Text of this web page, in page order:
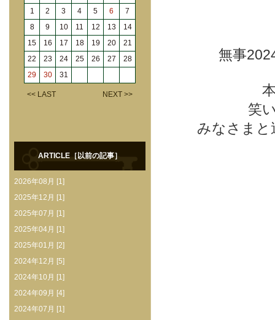
無事
笑
みなさまと
1
2 3 4 5 6
7
8
9 10 11 12 13
14
15
16 17 18 19 20
21
22
23 24 25 26 27
28
29
30 31
<< LAST NEXT >>
ARTICLE［以前の記事］
2026年08月 [1]
2025年12月 [1]
2025年07月 [1]
2025年04月 [1]
2025年01月 [2]
2024年12月 [5]
2024年10月 [1]
2024年09月 [4]
2024年07月 [1]